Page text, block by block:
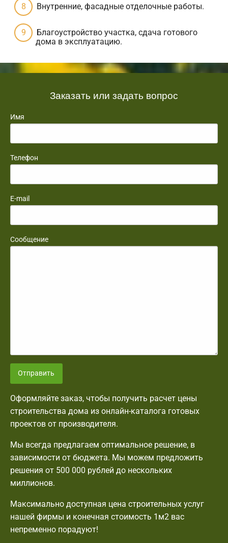
Внутренние, фасадные отделочные работы.
Благоустройство участка, сдача готового
дома в эксплуатацию.
Заказать или задать вопрос
Имя
Телефон
E-mail
Сообщение
Отправить
Оформляйте заказ, чтобы получить расчет цены
строительства дома из онлайн-каталога готовых
проектов от производителя.
Мы всегда предлагаем оптимальное решение, в
зависимости от бюджета. Мы можем предложить
решения от 500 000 рублей до нескольких
миллионов.
Максимально доступная цена строительных услуг
нашей фирмы и конечная стоимость 1м2 вас
непременно порадуют!